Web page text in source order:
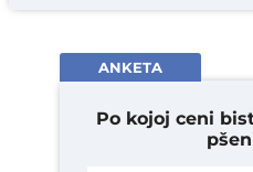
ANKETA
Po kojoj ceni